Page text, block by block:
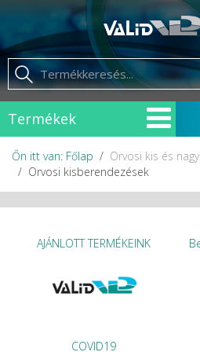
Termékek
Őn itt van: Főlap
Orvosi kis és
Orvosi kisberendezések
AJÁNLOTT TERMÉKEINK
COVID19